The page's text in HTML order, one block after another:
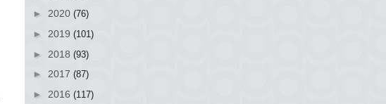
► 2020 (76)
► 2019 (101)
► 2018 (93)
► 2017 (87)
► 2016 (117)